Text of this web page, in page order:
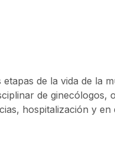
de la vida de la
de ginecólogos,
hospitalización y